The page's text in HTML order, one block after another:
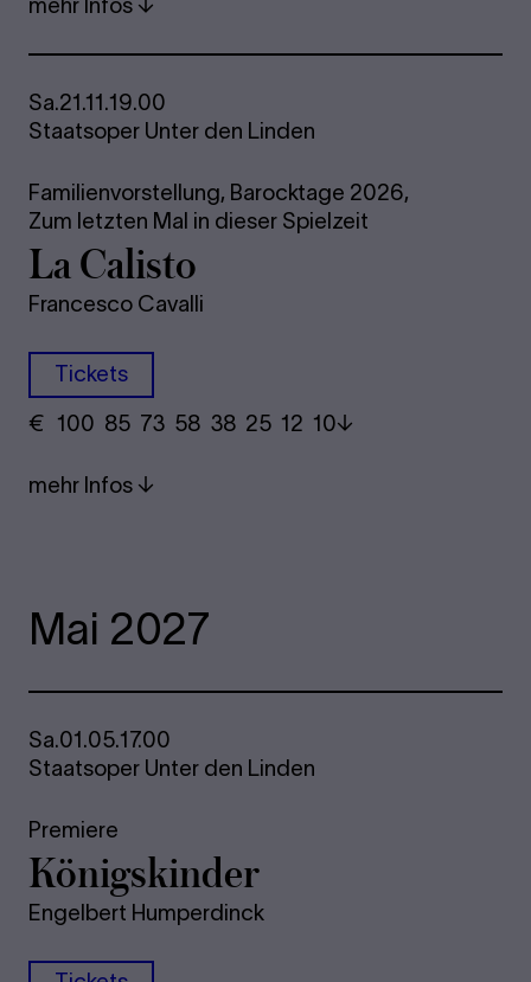
mehr Infos
Sa.21.11.19.00
Staatsoper Unter den Linden
Familienvorstellung, Barocktage 2026,
Zum letzten Mal in dieser Spielzeit
La Ca­lis­to
Francesco Cavalli
Tickets
€ ​ 100 85 73​ 58 38 25​ 12 10
mehr Infos
Mai 2027
Sa.01.05.17.00
Staatsoper Unter den Linden
Premiere
Kö­nigs­kin­der
Engelbert Humperdinck